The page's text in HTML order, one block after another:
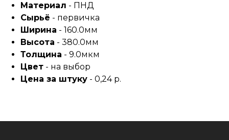
Материал - ПНД
Сырьё - первичка
Ширина - 160.0мм
Высота - 380.0мм
Толщина - 9.0мкм
Цвет - на выбор
Цена за штуку - 0,24 р.